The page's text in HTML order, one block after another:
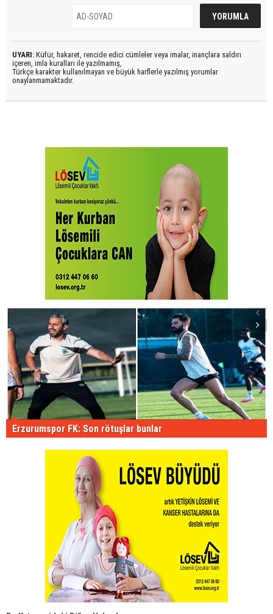
UYARI: Küfür, hakaret, rencide edici cümleler veya imalar, inançlara saldırı
içeren, imla kuralları ile yazılmamış,
Türkçe karakter kullanılmayan ve büyük harflerle yazılmış yorumlar
onaylanmamaktadır.
Erzurumspor FK: Son rötuşlar bunlar